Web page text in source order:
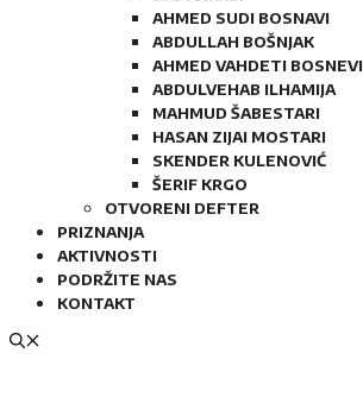
AHMED SUDI BOSNAVI
ABDULLAH BOŠNJAK
AHMED VAHDETI BOSNEVI
ABDULVEHAB ILHAMIJA
MAHMUD ŠABESTARI
HASAN ZIJAI MOSTARI
SKENDER KULENOVIĆ
ŠERIF KRGO
OTVORENI DEFTER
PRIZNANJA
AKTIVNOSTI
PODRŽITE NAS
KONTAKT